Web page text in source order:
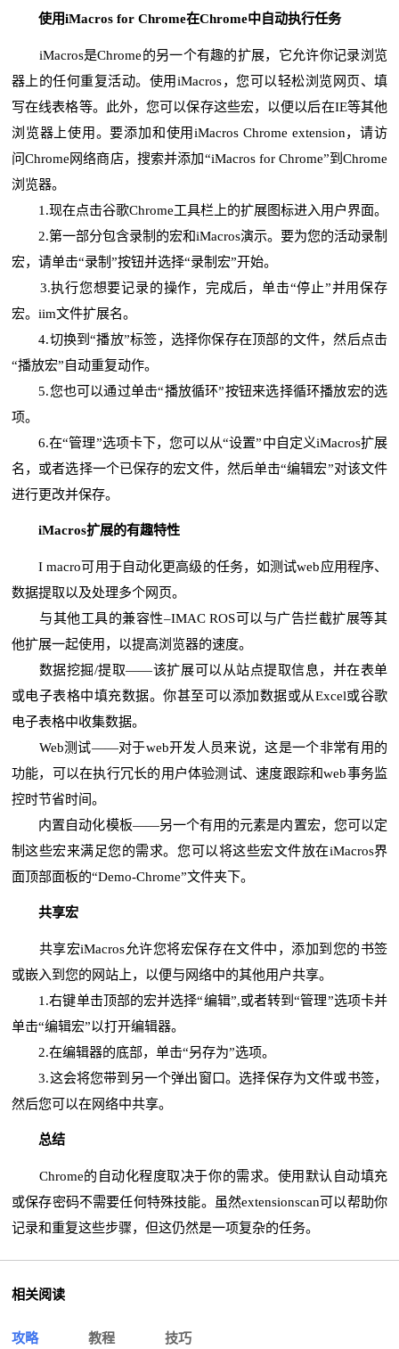
使用iMacros for Chrome在Chrome中自动执行任务
iMacros是Chrome的另一个有趣的扩展，它允许你记录浏览
器上的任何重复活动。使用iMacros，您可以轻松浏览网页、填
写在线表格等。此外，您可以保存这些宏，以便以后在IE等其他
浏览器上使用。要添加和使用iMacros Chrome extension，请访
问Chrome网络商店，搜索并添加“iMacros for Chrome”到Chrome
浏览器。
1.现在点击谷歌Chrome工具栏上的扩展图标进入用户界面。
2.第一部分包含录制的宏和iMacros演示。要为您的活动录制
宏，请单击“录制”按钮并选择“录制宏”开始。
3.执行您想要记录的操作，完成后，单击“停止”并用保存
宏。iim文件扩展名。
4.切换到“播放”标签，选择你保存在顶部的文件，然后点击
“播放宏”自动重复动作。
5.您也可以通过单击“播放循环”按钮来选择循环播放宏的选
项。
6.在“管理”选项卡下，您可以从“设置”中自定义iMacros扩展
名，或者选择一个已保存的宏文件，然后单击“编辑宏”对该文件
进行更改并保存。
iMacros扩展的有趣特性
I macro可用于自动化更高级的任务，如测试web应用程序、
数据提取以及处理多个网页。
与其他工具的兼容性–IMAC ROS可以与广告拦截扩展等其
他扩展一起使用，以提高浏览器的速度。
数据挖掘/提取——该扩展可以从站点提取信息，并在表单
或电子表格中填充数据。你甚至可以添加数据或从Excel或谷歌
电子表格中收集数据。
Web测试——对于web开发人员来说，这是一个非常有用的
功能，可以在执行冗长的用户体验测试、速度跟踪和web事务监
控时节省时间。
内置自动化模板——另一个有用的元素是内置宏，您可以定
制这些宏来满足您的需求。您可以将这些宏文件放在iMacros界
面顶部面板的“Demo-Chrome”文件夹下。
共享宏
共享宏iMacros允许您将宏保存在文件中，添加到您的书签
或嵌入到您的网站上，以便与网络中的其他用户共享。
1.右键单击顶部的宏并选择“编辑”,或者转到“管理”选项卡并
单击“编辑宏”以打开编辑器。
2.在编辑器的底部，单击“另存为”选项。
3.这会将您带到另一个弹出窗口。选择保存为文件或书签，
然后您可以在网络中共享。
总结
Chrome的自动化程度取决于你的需求。使用默认自动填充
或保存密码不需要任何特殊技能。虽然extensionscan可以帮助你
记录和重复这些步骤，但这仍然是一项复杂的任务。
相关阅读
攻略 教程 技巧